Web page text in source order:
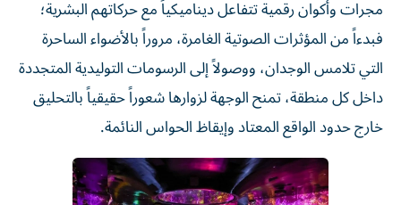
مجرات وأكوان رقمية تتفاعل ديناميكياً مع حركاتهم البشرية؛
فبدءاً من المؤثرات الصوتية الغامرة، مروراً بالأضواء الساحرة
التي تلامس الوجدان، ووصولاً إلى الرسومات التوليدية المتجددة
داخل كل منطقة، تمنح الوجهة لزوارها شعوراً حقيقياً بالتحليق
خارج حدود الواقع المعتاد وإيقاظ الحواس النائمة.